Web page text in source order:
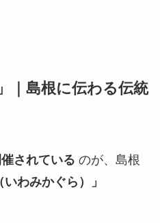
｜島根に伝わる伝統
されている のが、島根
いわみかぐら）」